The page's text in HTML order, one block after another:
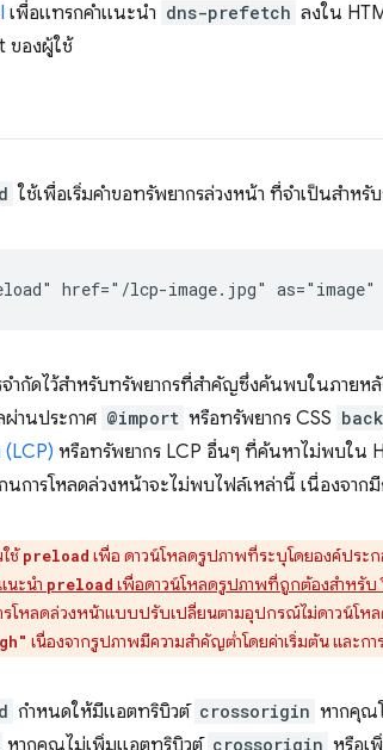
เพื่อแทรกคำแนะนำ dns-prefetch ลงใน
ของผู้ใช้
ใช้เพื่อเริ่มคําขอทรัพยากรล่วงหน้า ที่จําเป็นสําหรั
จำกัดไว้สำหรับทรัพยากรที่สำคัญซึ่งค้นพบในภาย
านประกาศ @import หรือทรัพยากร CSS
หรือทรัพยากร LCP อื่นๆ ที่ค้นหาไม่พบใน
นการโหลดล่วงหน้าจะไม่พบไฟล์เหล่านี้ เนื่องจาก
ช้preload เพื่อ ดาวน์โหลดรูปภาพที่ระบุโดยองค์ประ
นะนำ preload เพื่อดาวน์โหลดรูปภาพที่ถูกต้องสำหรั
ารโหลดล่วงหน้าแบบปรับเปลี่ยนตามอุปกรณ์ไม่ดาวน์โ
เนื่องจากรูปภาพมีความสําคัญต่ำโดยค่าเริ่มต้น และก
กำหนดให้มีแอตทริบิวต์ crossorigin หากคุณ
crossorigin